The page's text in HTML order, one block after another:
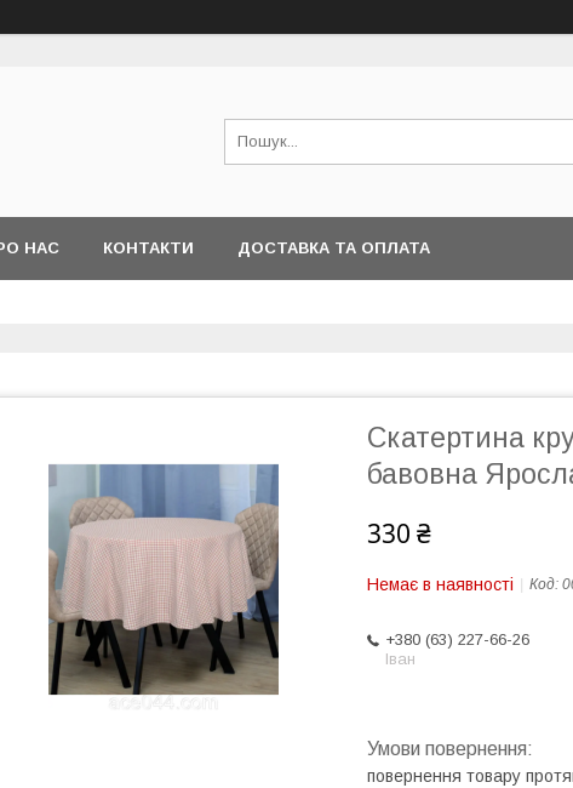
НАС КОНТАКТИ ДОСТАВКА ТА ОПЛАТА
Скатертина
бавовна
330 ₴
Немає в наявності Код:
+380 (63) 227-66-26
Іван
повернення товару